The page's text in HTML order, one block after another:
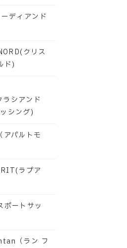
ディアンド
クリス
ド)
シアンド
シング)
パルトモ
ラプア
ートサッ
（ラン フ